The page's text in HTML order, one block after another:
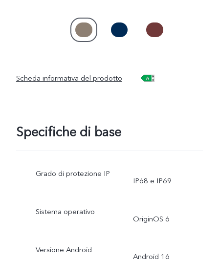
Scheda informativa del prodotto
Specifiche di base
Grado di protezione IP
IP68 e IP69
Sistema operativo
OriginOS 6
Versione Android
Android 16